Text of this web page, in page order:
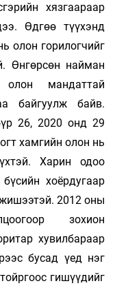
хязгаараар
Өдгөө түүхэнд
олон горилогчийг
Өнгөрсөн найман
олон мандаттай
байгуулж байв.
26, 2020 онд 29
хамгийн олон нь
Харин одоо
хоёрдугаар
2012 оны
зохион
хувилбараар
бусад үед нэг
гишүүдийг